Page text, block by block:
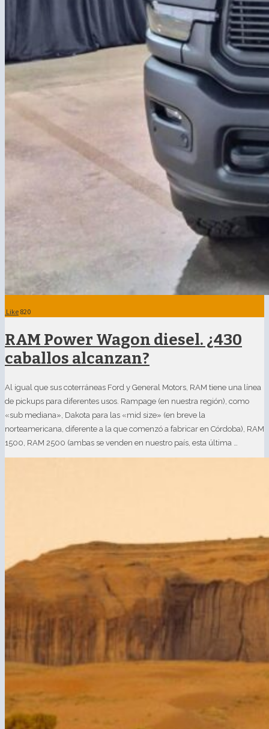
Like 820
RAM Power Wagon diesel. ¿430
caballos alcanzan?
Al igual que sus coterráneas Ford y General Motors, RAM tiene una línea
de pickups para diferentes usos. Rampage (en nuestra región), como
«sub mediana», Dakota para las «mid size» (en breve la
norteamericana, diferente a la que comenzó a fabricar en Córdoba), RAM
1500, RAM 2500 (ambas se venden en nuestro país, esta última …